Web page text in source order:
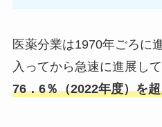
医薬分業は1970年ごろに
入ってから急速に進展して
76．6％（2022年度）を